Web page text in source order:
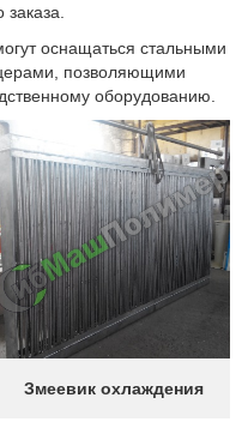
оснащаться стальными
позволяющими
оборудованию.
Змеевик охлаждения